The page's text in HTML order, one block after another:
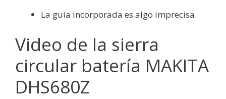
La guía incorporada es algo imprecisa.
Video de la sierra
circular batería MAKITA
DHS680Z